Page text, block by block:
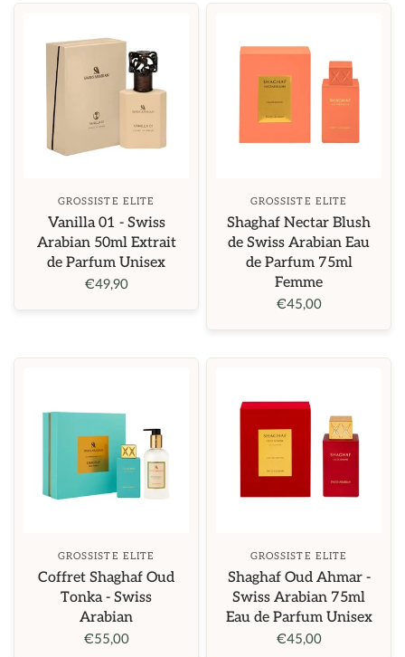
GROSSISTE ELITE
Vanilla 01 - Swiss
Arabian 50ml Extrait
de Parfum Unisex
€49,90
GROSSISTE ELITE
Shaghaf Nectar Blush
de Swiss Arabian Eau
de Parfum 75ml
Femme
€45,00
GROSSISTE ELITE
Coffret Shaghaf Oud
Tonka - Swiss
Arabian
€55,00
GROSSISTE ELITE
Shaghaf Oud Ahmar -
Swiss Arabian 75ml
Eau de Parfum Unisex
€45,00